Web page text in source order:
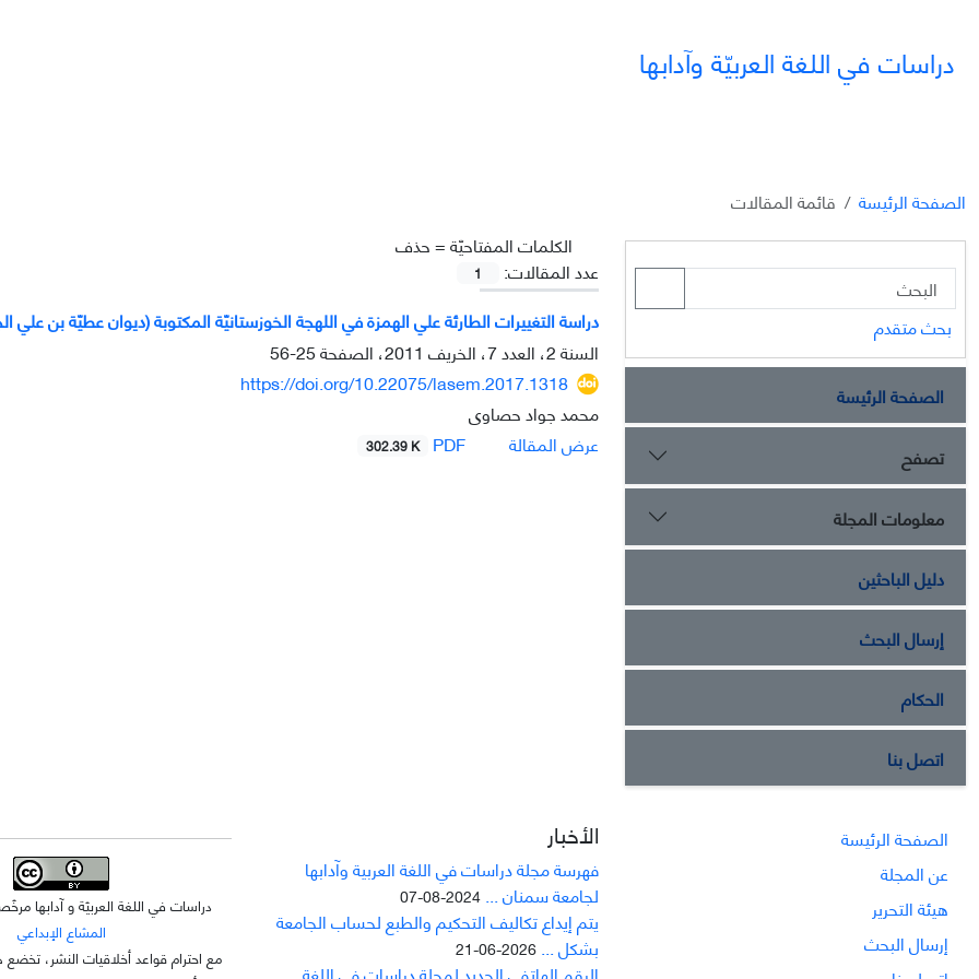
دراسات في اللغة العربيّة وآدابها
الصفحة الرئيسة
قائمة المقالات
الکلمات المفتاحيّة =حذف
عدد المقالات:
1
دراسة التغييرات الطارئة علي الهمزة في اللهجة الخوزستانيّة المكتوبة (ديوان عطيّة بن علي
السنة 2، العدد 7، الخريف 2011، الصفحة
25-56
https://doi.org/10.22075/lasem.2017.1318
محمد جواد حصاوی
عرض المقالة
302.39 K
بحث متقدم
الصفحة الرئيسة
تصفح
معلومات المجلة
دليل الباحثين
إرسال البحث
الحكام
اتصل بنا
الصفحة الرئيسة
عن المجلة
هيئة التحرير
إرسال البحث
الأخبار
فهرسة مجلة دراسات في اللغة العربية وآدابها
لجامعة سمنان ... 2024-08-07
يتم إيداع تکاليف التحکيم والطبع لحساب الجامعة
بشکل ... 2026-06-21
دراسات في اللغة العربيّة و آدابها
المشاع الإبداعي
مع احترام قواعد أخلاقيات النشر،